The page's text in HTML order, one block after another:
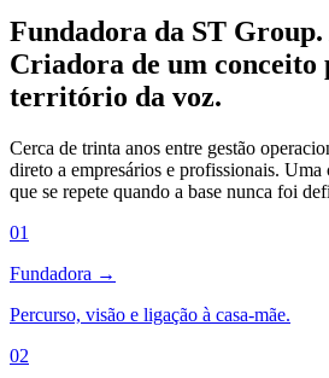
Fundadora da ST
Criadora de um conceito
território da voz.
Cerca de trinta anos entre gestão
direto a empresários e profissionais. Uma
que se repete quando a base nunca foi
01
Fundadora →
Percurso, visão e ligação à casa-mãe.
02